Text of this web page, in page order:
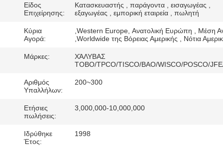
ΠΟΙΟΤΙΚΌΣ
ΈΛΕΓΧΟΣ
ΜΑΣ
ΕΠΑΦΉ
Είδος
Επιχείρησης:
Κατασκευαστής , παράγοντα , εισαγωγέας ,
εξαγωγέας , εμπορική εταιρεία , πωλητή
Κύρια
Αγορά:
,Western Europe, Ανατολική Ευρώπη , Μέση
,Worldwide της Βόρειας Αμερικής , Νότια
Μάρκες:
ΧΆΛΥΒΑΣ
TOBO/TPCO/TISCO/BAO/WISCO/POSCO/
Αριθμός
Υπαλλήλων:
200~300
Ετήσιες
πωλήσεις:
3,000,000-10,000,000
Ιδρύθηκε
Έτος:
1998